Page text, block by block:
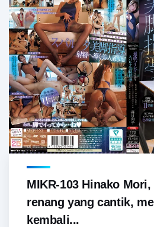
MIKR-103 Hinako
renang yang cantik,
kembali...